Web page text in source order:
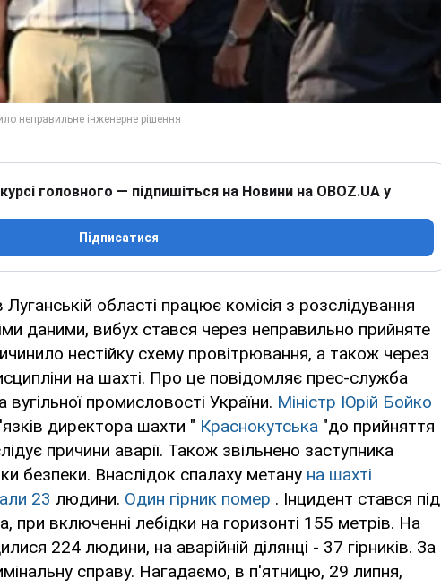
головного — підпишіться на Новини на OBOZ.UA у
Підписатися
області працює комісія з розслідування
даними, вибух стався через неправильно прийняте
нестійку схему провітрювання, а також через
на шахті. Про це повідомляє прес-служба
вугільної промисловості України. Міністр Юрій Бойко
директора шахти " Краснокутська "до прийняття
причини аварії. Також звільнено заступника
безпеки. Внаслідок спалаху метану на шахті
23 людини. Один гірник помер . Інцидент стався під
при включенні лебідки на горизонті 155 метрів. На
224 людини, на аварійній ділянці - 37 гірників. За
справу. Нагадаємо, в п'ятницю, 29 липня,